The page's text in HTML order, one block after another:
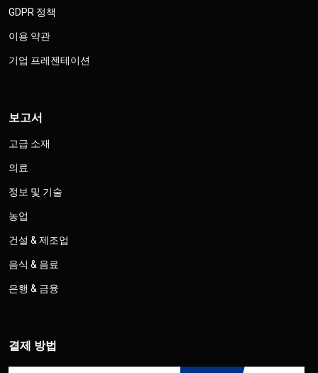
GDPR 정책
이용 약관
기업 프레젠테이션
보고서
고급 소재
의료
정보 및 기술
농업
건설 & 제조업
음식 & 음료
은행 & 금융
결제 방법